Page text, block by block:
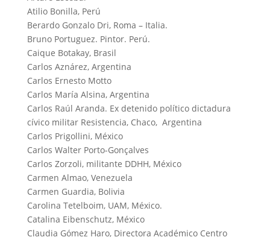
Atilio Bonilla, Perú
Berardo Gonzalo Dri, Roma – Italia.
Bruno Portuguez. Pintor. Perú.
Caique Botakay, Brasil
Carlos Aznárez, Argentina
Carlos Ernesto Motto
Carlos María Alsina, Argentina
Carlos Raúl Aranda. Ex detenido político dictadura
cívico militar Resistencia, Chaco, Argentina
Carlos Prigollini, México
Carlos Walter Porto-Gonçalves
Carlos Zorzoli, militante DDHH, México
Carmen Almao, Venezuela
Carmen Guardia, Bolivia
Carolina Tetelboim, UAM, México.
Catalina Eibenschutz, México
Claudia Gómez Haro, Directora Académico Centro